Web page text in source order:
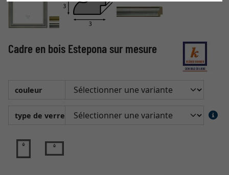
Cadre en bois Estepona sur mesure
couleur
type de verre